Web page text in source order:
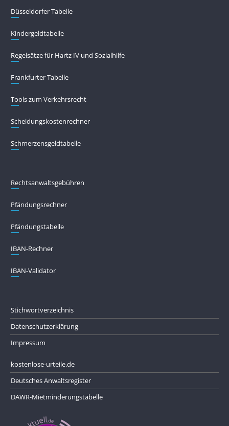
Düsseldorfer Tabelle
Kindergeldtabelle
Regelsätze für Hartz IV und Sozialhilfe
Frankfurter Tabelle
Tools zum Verkehrsrecht
Scheidungskostenrechner
Schmerzensgeldtabelle
Rechtsanwaltsgebühren
Pfändungs­rechner
Pfändungs­tabelle
IBAN-Rechner
IBAN-Validator
Stichwortverzeichnis
Datenschutzerklärung
Impressum
kostenlose-urteile.de
Deutsches Anwaltsregister
DAWR-Mietminderungstabelle